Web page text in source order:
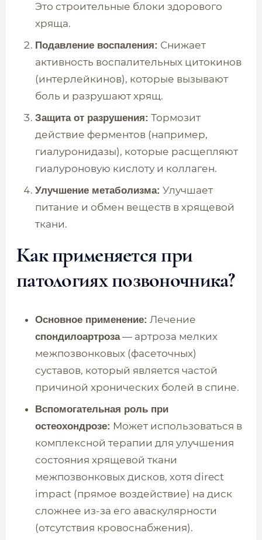
Это строительные блоки здорового
хряща.
Подавление воспаления: Снижает
активность воспалительных цитокинов
(интерлейкинов), которые вызывают
боль и разрушают хрящ.
Защита от разрушения: Тормозит
действие ферментов (например,
гиалуронидазы), которые расщепляют
гиалуроновую кислоту и коллаген.
Улучшение метаболизма: Улучшает
питание и обмен веществ в хрящевой
ткани.
Как применяется при
патологиях позвоночника?
Основное применение: Лечение
спондилоартроза— артроза мелких
межпозвонковых (фасеточных)
суставов, который является частой
причиной хронических болей в спине.
Вспомогательная роль при
остеохондрозе: Может использоваться в
комплексной терапии для улучшения
состояния хрящевой ткани
межпозвонковых дисков, хотя direct
impact (прямое воздействие) на диск
сложнее из-за его аваскулярности
(отсутствия кровоснабжения).